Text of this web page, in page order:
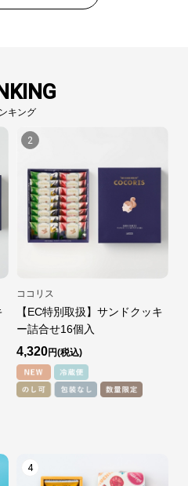
キング
2
ココリス
【EC特別取扱】サンドクッキ
ー詰合せ16個入
4,320円
4